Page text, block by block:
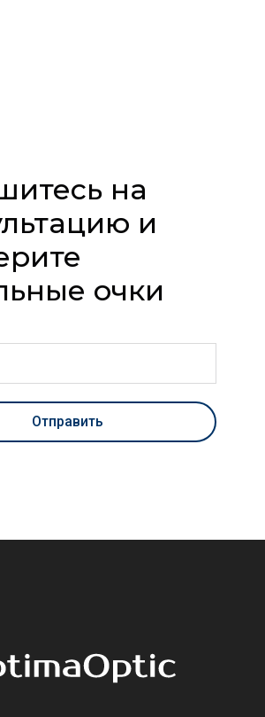
на
и
очки
Отправить